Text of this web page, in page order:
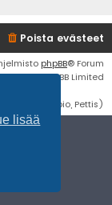
lisää
Poista evästeet
phpBB® Forum
© phpBB Limited
harritapio, Pettis)